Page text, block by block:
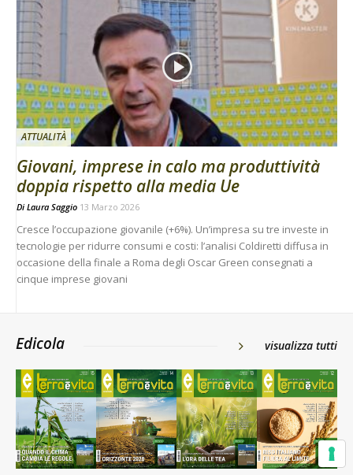
ATTUALITÀ
Giovani, imprese in calo ma produttività
doppia rispetto alla media Ue
Di Laura Saggio 13 Marzo 2026
Cresce l’occupazione giovanile (+6%). Un’impresa su tre investe in
tecnologie per ridurre consumi e costi: l’analisi Coldiretti diffusa in
occasione della finale a Roma degli Oscar Green consegnati a
cinque imprese giovani
Edicola visualizza tutti